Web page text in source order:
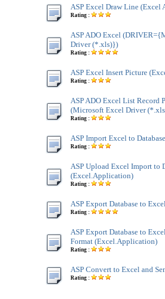
ASP Excel Draw Line (Excel
Rating :
ASP ADO Excel
Driver (*.xls)})
Rating :
ASP Excel Insert Picture
Rating :
ASP ADO Excel List Record
(Microsoft Excel Driver
Rating :
ASP Import Excel to
Rating :
ASP Upload Excel Import to
(Excel.Application)
Rating :
ASP Export Database to
Rating :
ASP Export Database to
Format (Excel.Application)
Rating :
ASP Convert to Excel and
Rating :